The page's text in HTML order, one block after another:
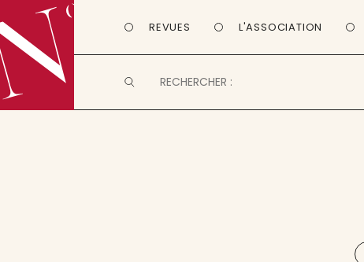
REVUES L'ASSOCIATION